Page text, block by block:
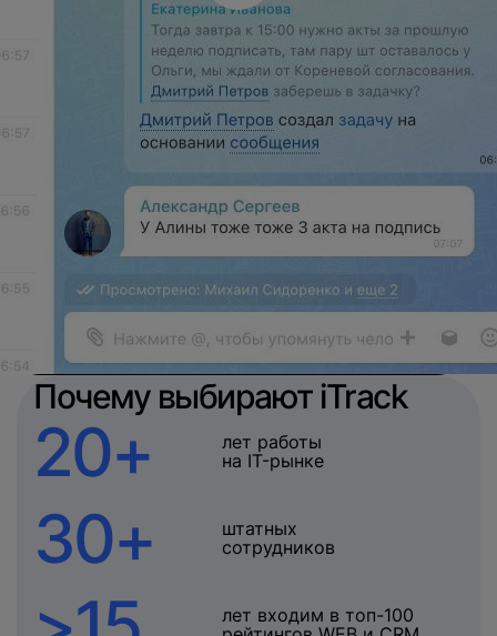
Почему выбирают iTrack
20+
лет работы
на IT-рынке
30+
штатных
сотрудников
лет входим в топ-100